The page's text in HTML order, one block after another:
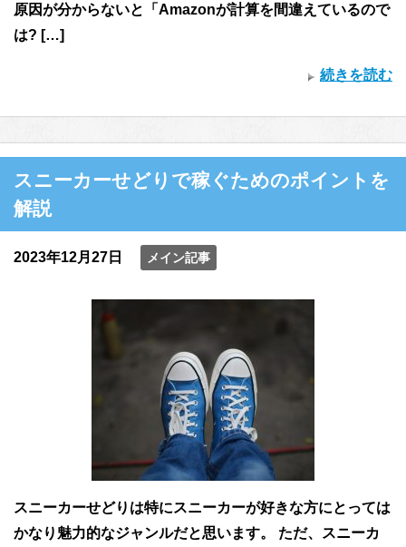
原因が分からないと「Amazonが計算を間違えているので
は? […]
続きを読む
スニーカーせどりで稼ぐためのポイントを
解説
2023年12月27日 メイン記事
スニーカーせどりは特にスニーカーが好きな方にとっては
かなり魅力的なジャンルだと思います。 ただ、スニーカ